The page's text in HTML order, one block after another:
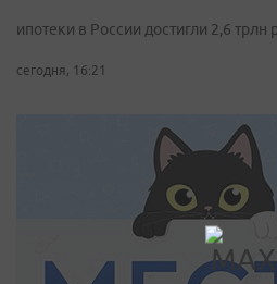
ипотеки в России достигли 2,6 трлн
сегодня, 16:21